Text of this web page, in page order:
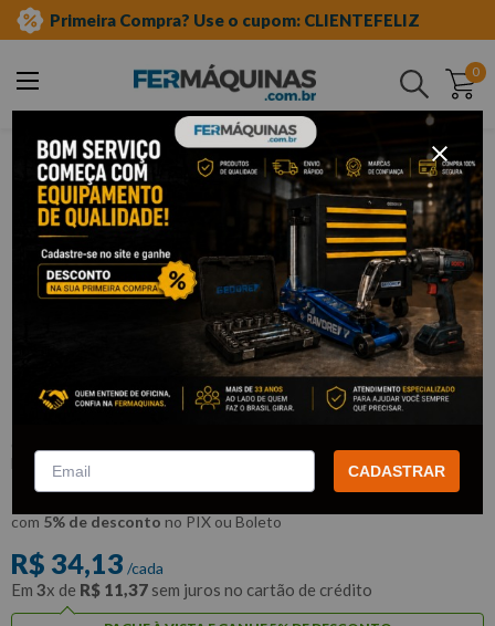
Primeira Compra? Use o cupom: CLIENTEFELIZ
0
Buscar
ferramentas manuais soquete tipo tork
Chave Soquete 1/2" Torx Longo T27 -
GEDORE RED
GEDORE RED
R$32,42
com 5% de desconto no PIX ou Boleto
R$ 34,13 /cada
Em 3x de R$ 11,37 sem juros no cartão de crédito
CADASTRAR